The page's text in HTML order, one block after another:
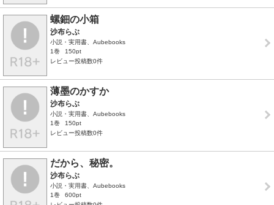
螺鈿の小箱
沙布らぶ
小説・実用書、Aubebooks
1巻
150pt
レビュー投稿数0件
薄墨のかすか
沙布らぶ
小説・実用書、Aubebooks
1巻
150pt
レビュー投稿数0件
だから、秘密。
沙布らぶ
小説・実用書、Aubebooks
1巻
600pt